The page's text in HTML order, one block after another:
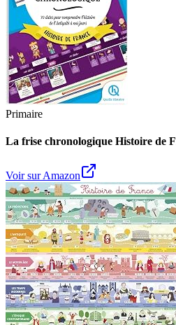
Primaire
La frise chronologique Histoire de
Voir sur Amazon